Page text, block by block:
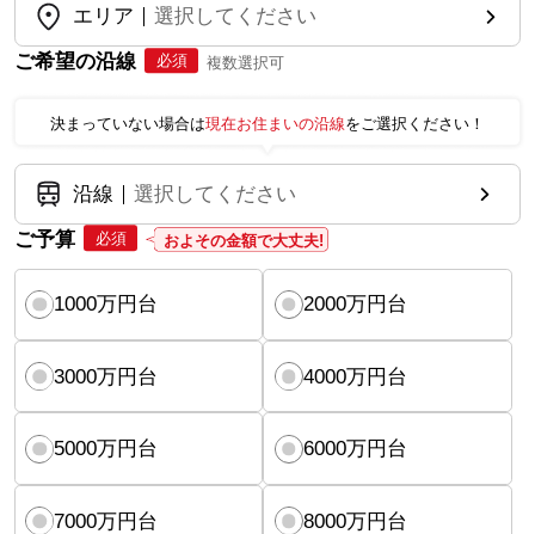
エリア
選択してください
ご希望の沿線
必須 複数選択可
決まっていない場合は現在お住まいの沿線をご選択ください！
沿線
選択してください
ご予算
必須 およその金額で大丈夫!
1000万円台 2000万円台
3000万円台 4000万円台
5000万円台 6000万円台
7000万円台 8000万円台